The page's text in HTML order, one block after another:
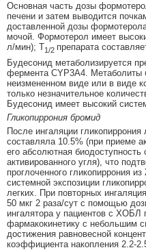
Основная часть дозы
печени и затем выводится
доставленной дозы
мочой. Формотерол имеет
л/мин); T1/2 препарата
Будесонид метаболизируется
фермента CYP3A4. Метаболиты
неизмененном виде или в виде
только незначительное
Будесонид имеет высокий
Гликопиррония бромид
После ингаляции гликопиррония
составляла 10.5% (при приеме
его абсолютная
активированного угля), что
проглоченного гликопиррония
системной экспозиции
легких. При повторных
50 мкг 2 раза/сут с помощью
ингалятора у пациентов с ХОБЛ
фармакокинетику с небольшим
достижения равновесной
коэффициента накопления 2.2-